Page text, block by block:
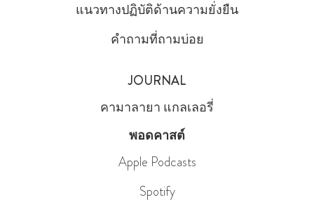
แนวทางปฏิบัติด้านความยั่งยืน
คำถามที่ถามบ่อย
JOURNAL
คามาลายา แกลเลอรี่
พอดคาสต์
Apple Podcasts
Spotify